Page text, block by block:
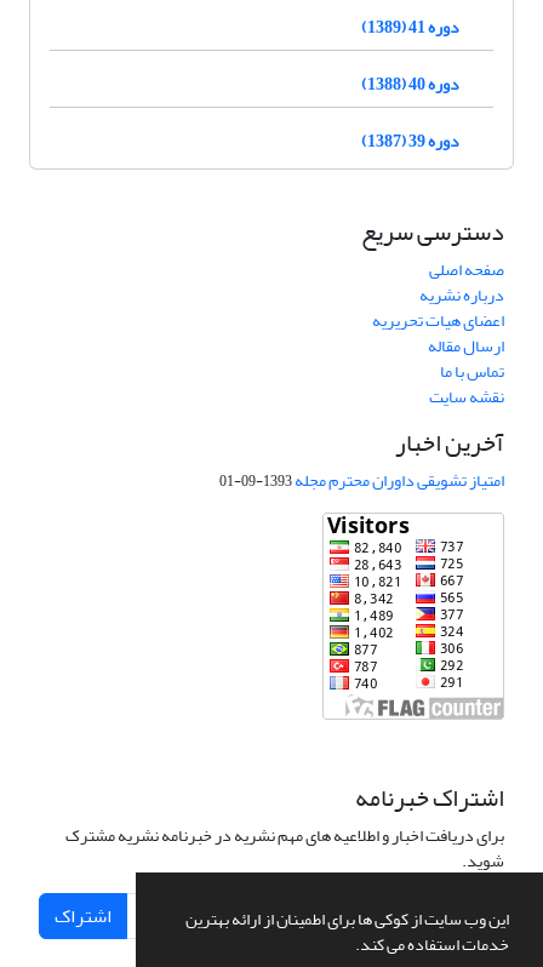
این وب سایت از کوکی ها برای اطمینان از ارائه بهترین
خدمات استفاده می کند.
دوره 41 (1389)
دوره 40 (1388)
دوره 39 (1387)
دسترسی سریع
صفحه اصلی
درباره نشریه
اعضای هیات تحریریه
ارسال مقاله
تماس با ما
نقشه سایت
آخرین اخبار
امتیاز تشویقی داوران محترم مجله1393-09-01
اشتراک خبرنامه
برای دریافت اخبار و اطلاعیه های مهم نشریه در خبرنامه نشریه مشترک
شوید.
اشتراک